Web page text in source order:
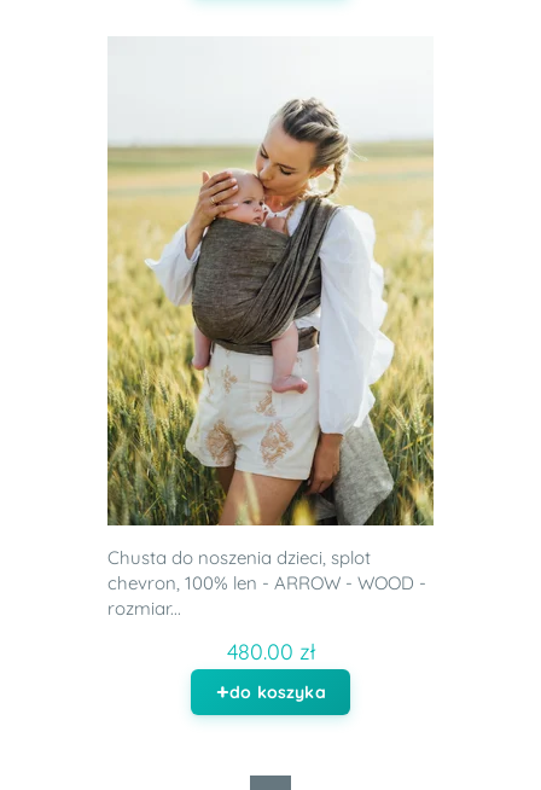
Chusta do noszenia dzieci, splot
chevron, 100% len - ARROW - WOOD -
rozmiar...
480.00 zł
do koszyka